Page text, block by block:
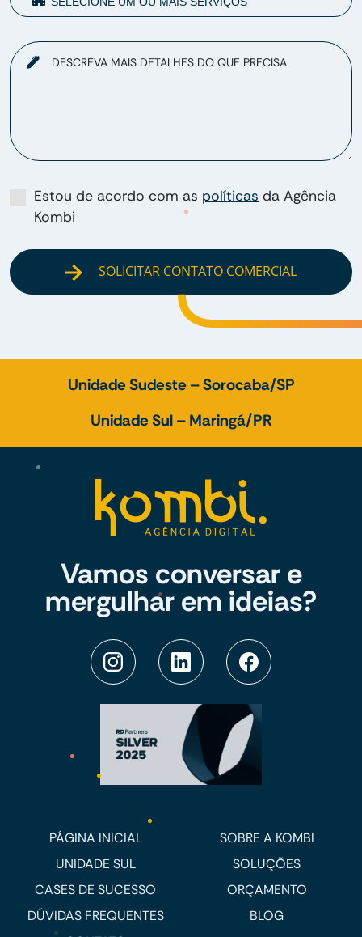
DESCREVA MAIS DETALHES DO QUE PRECISA
Estou de acordo com as políticas da Agência
Kombi
SOLICITAR CONTATO COMERCIAL
Unidade Sudeste – Sorocaba/SP
Unidade Sul – Maringá/PR
Vamos conversar e
mergulhar em ideias?
PÁGINA INICIAL
SOBRE A KOMBI
UNIDADE SUL
SOLUÇÕES
CASES DE SUCESSO
ORÇAMENTO
DÚVIDAS FREQUENTES
BLOG